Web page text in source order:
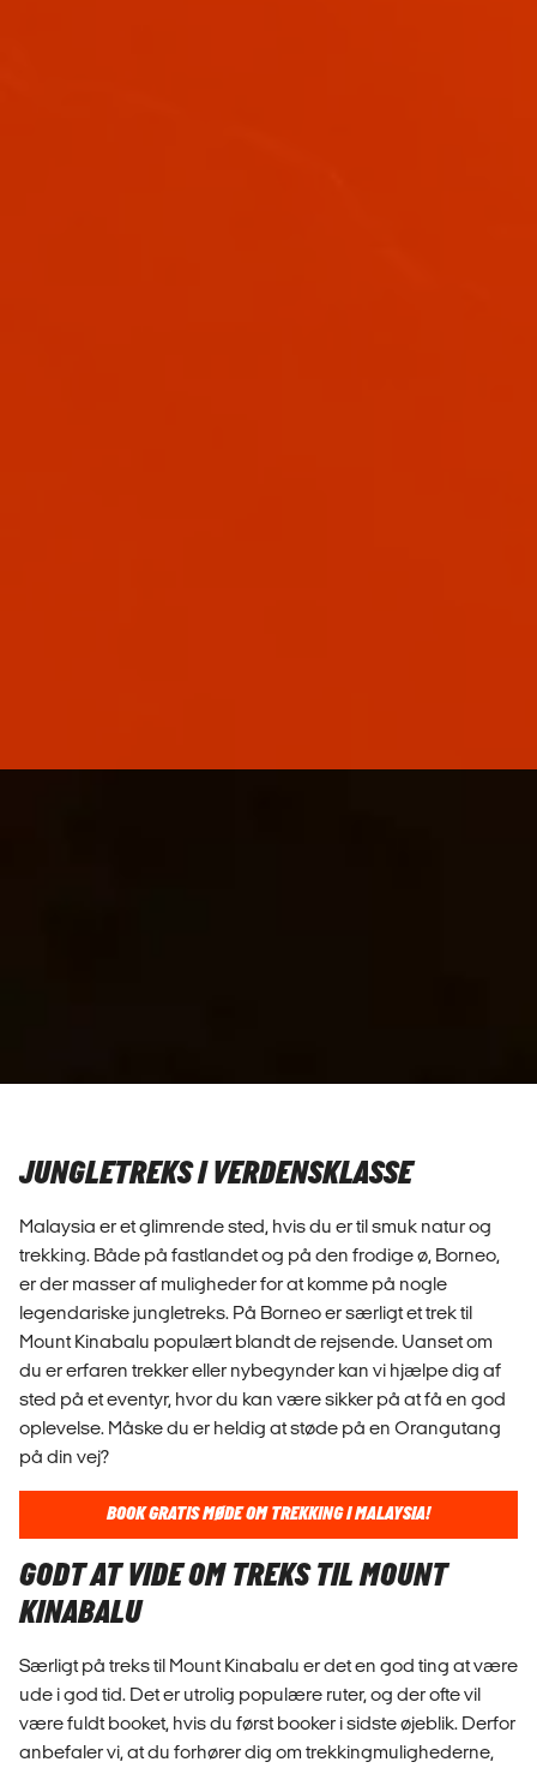
JUNGLETREKS I VERDENSKLASSE
Malaysia er et glimrende sted, hvis du er til smuk natur og
trekking. Både på fastlandet og på den frodige ø, Borneo,
er der masser af muligheder for at komme på nogle
legendariske jungletreks. På Borneo er særligt et trek til
Mount Kinabalu populært blandt de rejsende. Uanset om
du er erfaren trekker eller nybegynder kan vi hjælpe dig af
sted på et eventyr, hvor du kan være sikker på at få en god
oplevelse. Måske du er heldig at støde på en Orangutang
på din vej?
BOOK GRATIS MØDE OM TREKKING I MALAYSIA!
GODT AT VIDE OM TREKS TIL MOUNT
KINABALU
Særligt på treks til Mount Kinabalu er det en god ting at være
ude i god tid. Det er utrolig populære ruter, og der ofte vil
være fuldt booket, hvis du først booker i sidste øjeblik. Derfor
anbefaler vi, at du forhører dig om trekkingmulighederne,